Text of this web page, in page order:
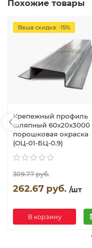
Похожие товары
Ваша скидка: -15%
Крепежный профиль
шляпный 60х20х3000
порошковая окраска
(ОЦ-01-БЦ-0.9)
309.77 руб.
262.67 руб. /шт
В корзину